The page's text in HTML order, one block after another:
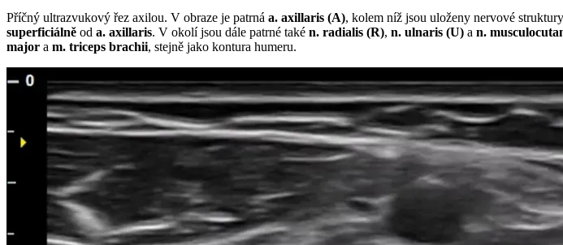
Příčný ultrazvukový řez axilou. V obraze je patrná a. axillaris (A), kolem níž jsou uloženy nervové
superficiálně od a. axillaris. V okolí jsou dále patrné také n. radialis (R), n. ulnaris (U) a n.
major a m. triceps brachii, stejně jako kontura humeru.